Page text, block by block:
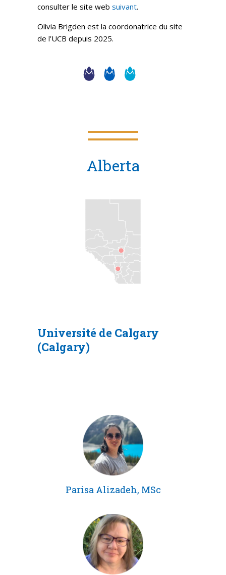
consulter le site web suivant.
Olivia Brigden est la coordonatrice du site
de l’UCB depuis 2025.
Alberta
Université de Calgary
(Calgary)
Parisa Alizadeh, MSc